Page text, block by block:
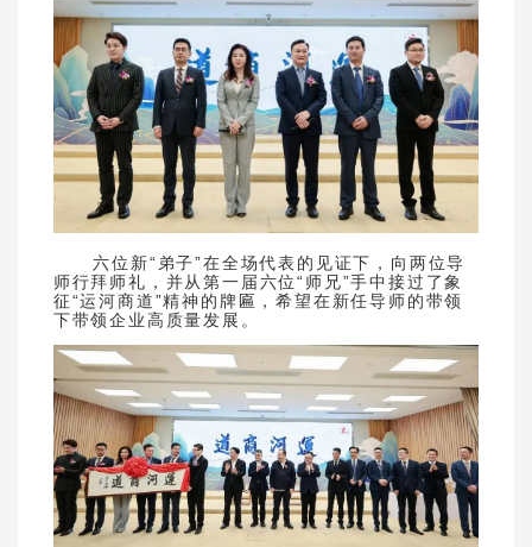
六位新“弟子”在全场代表的见证下，向两位导
师行拜师礼，并从第一届六位“师兄”手中接过了象
征“运河商道”精神的牌匾，希望在新任导师的带领
下带领企业高质量发展。